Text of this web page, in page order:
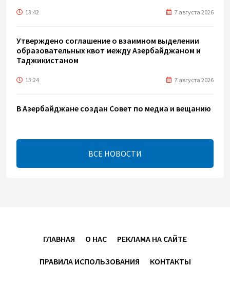
13:42 7 августа 2026
Утверждено соглашение о взаимном выделении
образовательных квот между Азербайджаном и
Таджикистаном
13:24 7 августа 2026
В Азербайджане создан Совет по медиа и вещанию
13:16 7 августа 2026
ЕАЭС расширяет финансовый рынок и вводит
программу "зеленой трансформации"
ВСЕ НОВОСТИ
ГЛАВНАЯ О НАС РЕКЛАМА НА САЙТЕ
ПРАВИЛА ИСПОЛЬЗОВАНИЯ КОНТАКТЫ